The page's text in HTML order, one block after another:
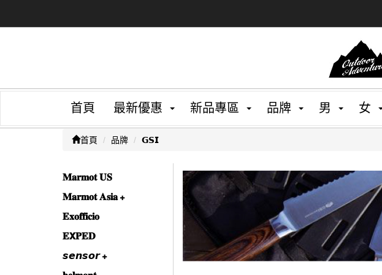
首頁 最新優惠 新品專區 品牌 男 女
首頁 品牌 𝗚𝗦𝗜
𝐌𝐚𝐫𝐦𝐨𝐭 𝐔𝐒
𝐌𝐚𝐫𝐦𝐨𝐭 𝐀𝐬𝐢𝐚
𝐄𝐱𝐨𝐟𝐟𝐢𝐜𝐢𝐨
𝐄𝗫𝐏𝐄𝐃
𝙨𝙚𝙣𝙨𝙤𝙧